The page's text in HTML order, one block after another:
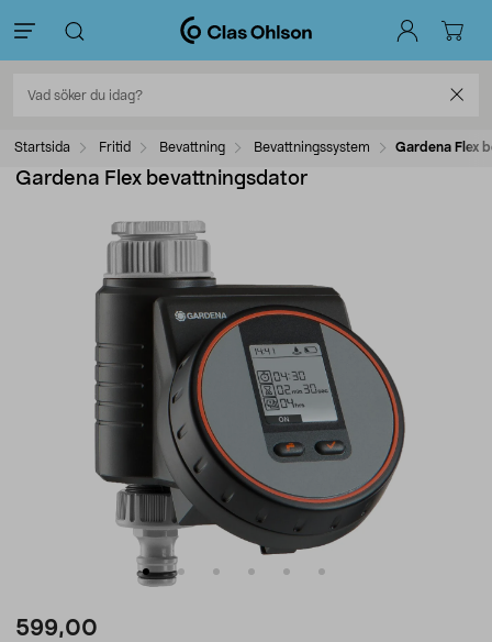
Startsida Fritid Bevattning Bevattningssystem Gardena Flex
Gardena Flex bevattningsdator
599,00